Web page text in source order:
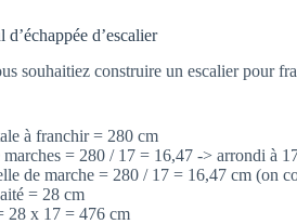
d’escalier
souhaitiez construire un escalier pour
à franchir = 280 cm
= 280 / 17 = 16,47 -> arrondi à
de marche = 280 / 17 = 16,47 cm (on
= 28 cm
28 x 17 = 476 cm